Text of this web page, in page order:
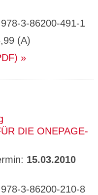
3-86200-491-1
(A)
DIE ONEPAGE-
15.03.2010
3-86200-210-8